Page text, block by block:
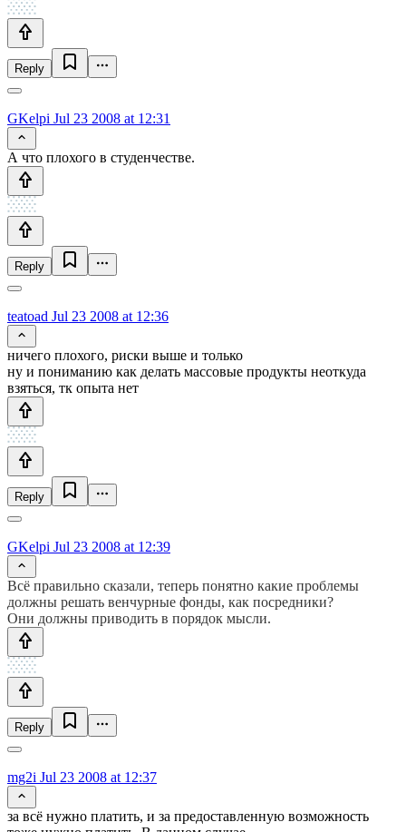
Reply
GKelpi Jul 23 2008 at 12:31
А что плохого в студенчестве.
Reply
teatoad Jul 23 2008 at 12:36
ничего плохого, риски выше и только
ну и пониманию как делать массовые продукты неоткуда
взяться, тк опыта нет
Reply
GKelpi Jul 23 2008 at 12:39
Всё правильно сказали, теперь понятно какие проблемы
должны решать венчурные фонды, как посредники?
Они должны приводить в порядок мысли.
Reply
mg2i Jul 23 2008 at 12:37
за всё нужно платить, и за предоставленную возможность